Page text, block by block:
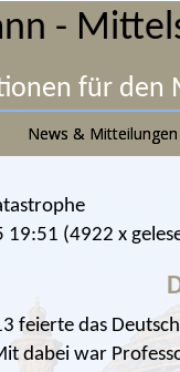
-
für den
News & Mitteilungen
19:51 (4922 x
feierte das
dabei war